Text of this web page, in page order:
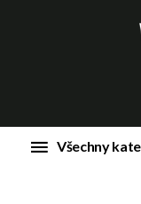
Všechny